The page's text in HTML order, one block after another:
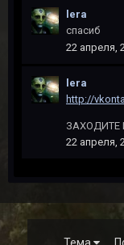
lera
спасиб
22 апреля,
lera
http://
ЗАХОДИТЕ
22 апреля,